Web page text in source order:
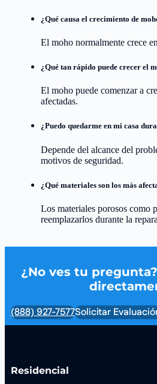
¿Qué causa el crecimiento de
El moho normalmente crece
¿Qué tan rápido puede crecer el
El moho puede comenzar a
afectadas.
¿Puedo quedarme en mi casa
Depende del alcance del
motivos de seguridad.
¿Qué materiales son los más
Los materiales porosos como
reemplazarlos durante la
¿No ves tu
(888) 927-7577Solicitar
Residencial